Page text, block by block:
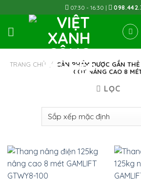
to
content
07:30 - 16:30 |
TRANG CHỦ / SẢN PHẨM ĐƯỢC GẮN
CỘT NÂNG CAO 8
LỌC